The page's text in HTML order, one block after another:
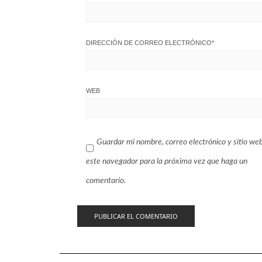
DIRECCIÓN DE CORREO ELECTRÓNICO*
WEB
Guardar mi nombre, correo electrónico y sitio
este navegador para la próxima vez que haga un
comentario.